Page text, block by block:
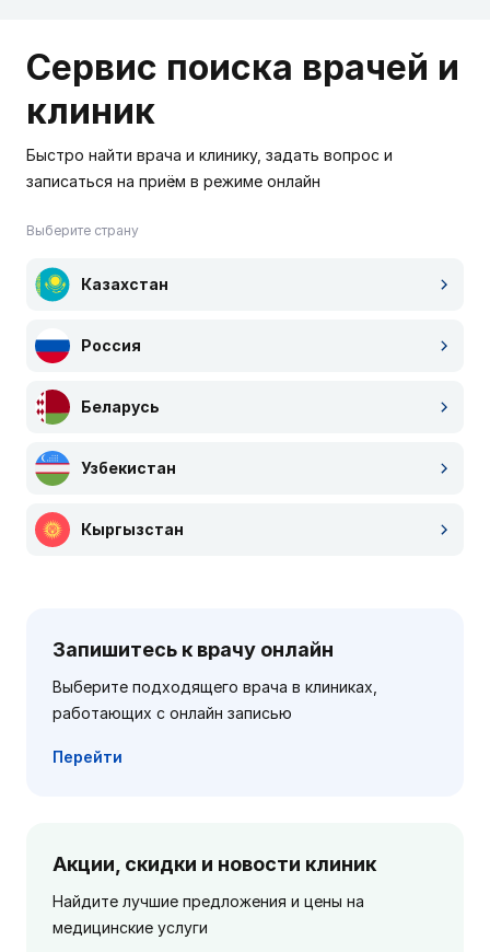
Сервис поиска врачей и
клиник
Быстро найти врача и клинику, задать вопрос и
записаться на приём в режиме онлайн
Выберите страну
Казахстан
Россия
Беларусь
Узбекистан
Кыргызстан
Запишитесь к врачу онлайн
Выберите подходящего врача в клиниках,
работающих с онлайн записью
Перейти
Акции, скидки и новости клиник
Найдите лучшие предложения и цены на
медицинские услуги